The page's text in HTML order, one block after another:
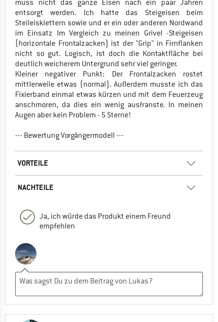
muss nicht das ganze Eisen nach ein paar Jahren
entsorgt werden. Ich hatte das Steigeisen beim
Steileisklettern sowie und er ein oder anderen Nordwand
im Einsatz Im Vergleich zu meinen Grivel -Steigeisen
(horizontale Frontalzacken) ist der "Grip" in Firnflanken
nicht so gut. Logisch, ist doch die Kontaktfläche bei
deutlich weicherem Untergrund sehr viel geringer.
Kleiner negativer Punkt: Der Frontalzacken rostet
mittlerweile etwas (normal). Außerdem musste ich das
Fixierband einmal etwas kürzen und mit dem Feuerzeug
anschmoren, da dies ein wenig ausfranste. In meinen
Augen aber kein Problem - 5 Sterne!
--- Bewertung Vorgängermodell ---
VORTEILE
NACHTEILE
Ja, ich würde das Produkt einem Freund
empfehlen